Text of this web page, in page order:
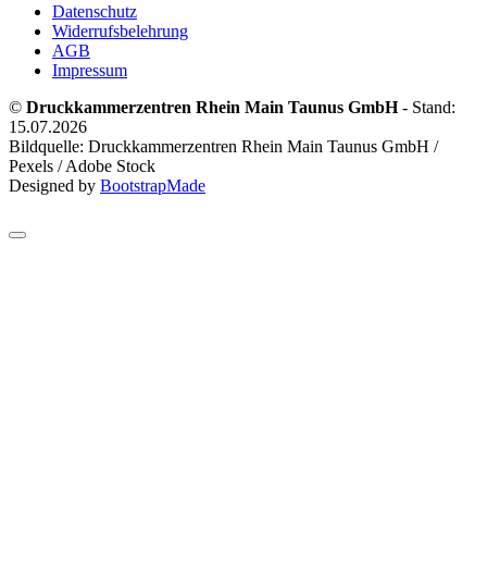
Datenschutz
Widerrufsbelehrung
AGB
Impressum
© Druckkammerzentren Rhein Main Taunus GmbH- Stand:
15.07.2026
Bildquelle: Druckkammerzentren Rhein Main Taunus GmbH /
Pexels / Adobe Stock
Designed by BootstrapMade